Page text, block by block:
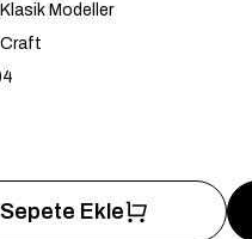
Modeller
Craft
Sepete Ekle